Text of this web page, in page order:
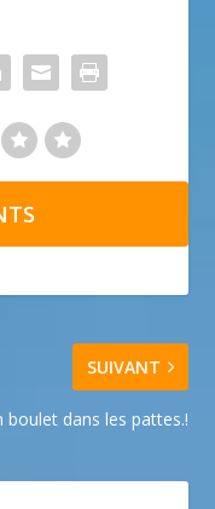
SUIVANT
boulet dans les pattes.!